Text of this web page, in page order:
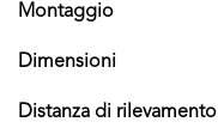
Montaggio
Dimensioni
Distanza di rilevamento